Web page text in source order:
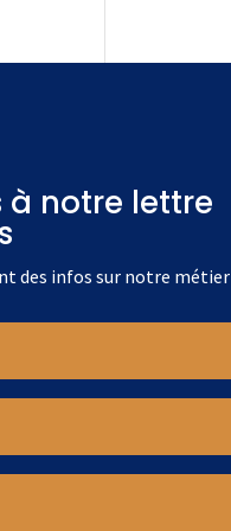
à notre lettre
des infos sur notre métier